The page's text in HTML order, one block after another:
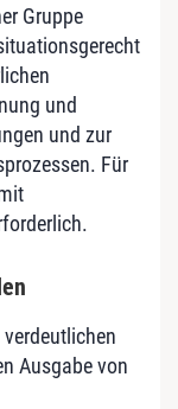
Gruppe
und
und zur
Für
Ausgabe von